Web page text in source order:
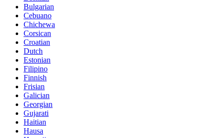
Bulgarian
Cebuano
Chichewa
Corsican
Croatian
Dutch
Estonian
Filipino
Finnish
Frisian
Galician
Georgian
Gujarati
Haitian
Hausa